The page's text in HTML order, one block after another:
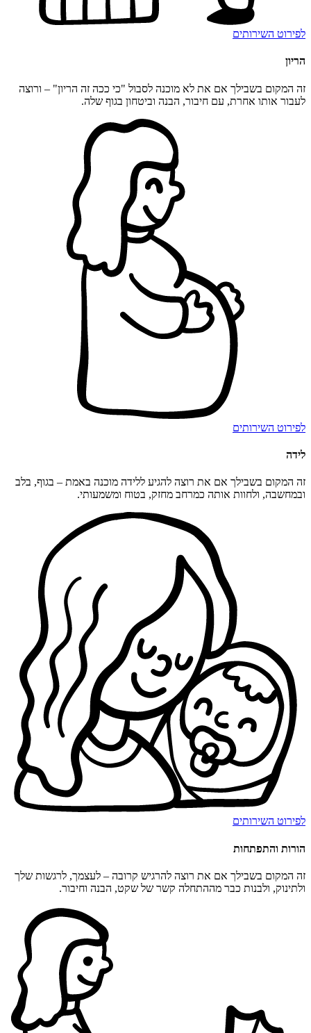
לפירוט השירותים
הריון
זה המקום בשבילך אם את לא מוכנה לסבול "כי ככה זה הריון" – ורוצה
לעבור אותו אחרת, עם חיבור, הבנה וביטחון בגוף שלה.
לפירוט השירותים
לידה
זה המקום בשבילך אם את רוצה להגיע ללידה מוכנה באמת – בגוף, בלב
ובמחשבה, ולחוות אותה כמרחב מחזק, בטוח ומשמעותי.
לפירוט השירותים
הורות והתפתחות
זה המקום בשבילך אם את רוצה להרגיש קרובה – לעצמך, לרגשות שלך
ולתינוק, ולבנות כבר מההתחלה קשר של שקט, הבנה וחיבור.